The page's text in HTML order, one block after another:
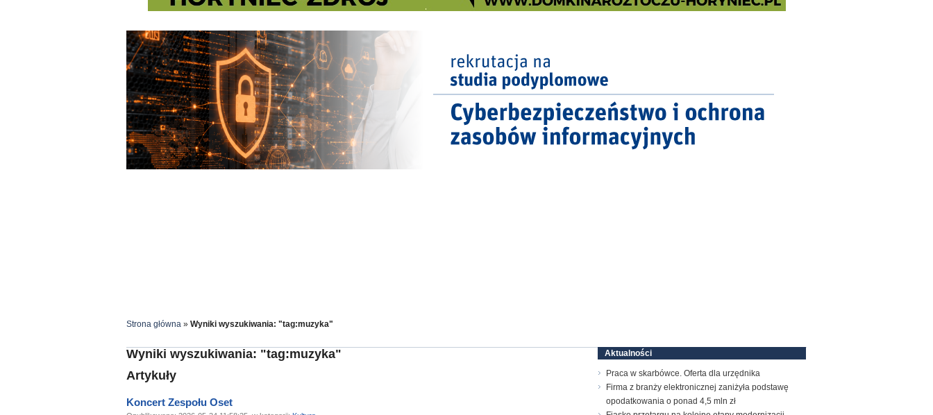
Strona główna » Wyniki wyszukiwania: "tag:muzyka"
Wyniki wyszukiwania: "tag:muzyka"
Artykuły
Koncert Zespołu Oset
Aktualności
Praca w skarbówce. Oferta dla urzędnika
Firma z branży elektronicznej zaniżyła podstawę
opodatkowania o ponad 4,5 mln zł